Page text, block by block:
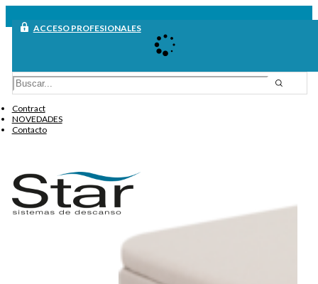
ACCESO PROFESIONALES
Contract
NOVEDADES
Contacto